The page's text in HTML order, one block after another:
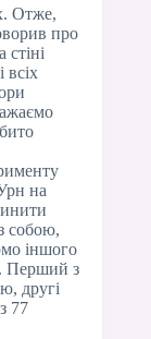
Отже,
про
всіх
на
собою,
іншого
Перший з
другі
77